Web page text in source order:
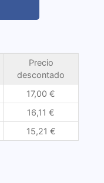
Precio
descontado
17,00€
16,11€
15,21 €